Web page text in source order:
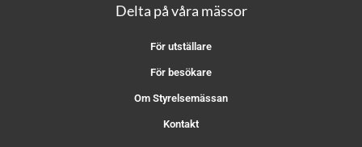
Delta på våra mässor
För utställare
För besökare
Om Styrelsemässan
Kontakt